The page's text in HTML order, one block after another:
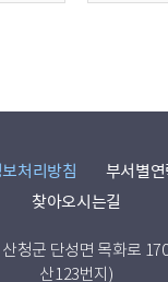
처리방침 부서별
찾아오시는길
청군 단성면 목화로
산123번지)